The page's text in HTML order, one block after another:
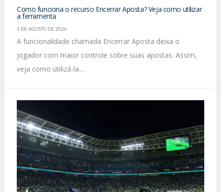
Como funciona o recurso Encerrar Aposta? Veja como utilizar
a ferramenta
5 DE AGOSTO DE 2026
A funcionalidade chamada Encerrar Aposta deixa o
jogador com maior controle sobre suas apostas. Assim,
veja como utilizá-la....